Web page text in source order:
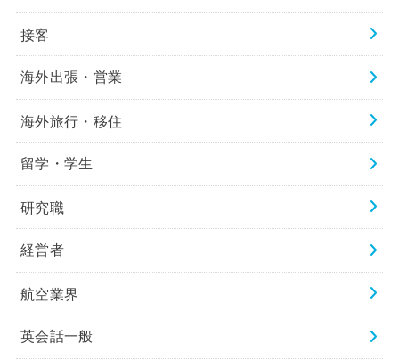
接客
海外出張・営業
海外旅行・移住
留学・学生
研究職
経営者
航空業界
英会話一般